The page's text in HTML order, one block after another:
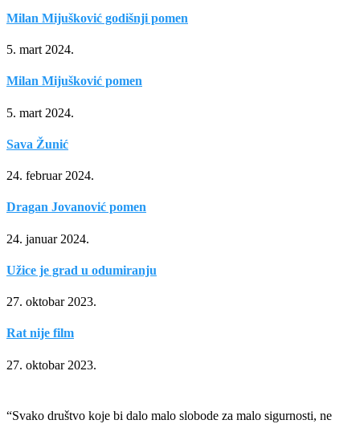
Milan Mijušković godišnji pomen
5. mart 2024.
Milan Mijušković pomen
5. mart 2024.
Sava Žunić
24. februar 2024.
Dragan Jovanović pomen
24. januar 2024.
Užice je grad u odumiranju
27. oktobar 2023.
Rat nije film
27. oktobar 2023.
“Svako društvo koje bi dalo malo slobode za malo sigurnosti, ne